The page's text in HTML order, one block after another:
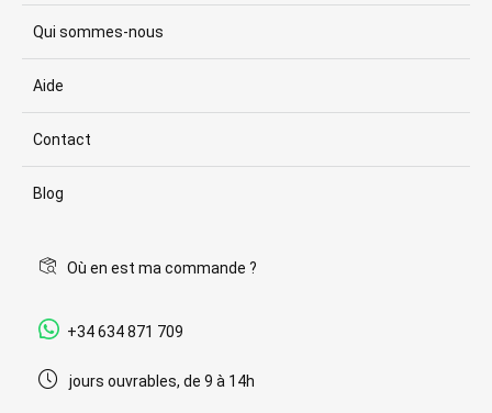
Qui sommes-nous
Aide
Contact
Blog
Où en est ma commande ?
+34 634 871 709
jours ouvrables, de 9 à 14h